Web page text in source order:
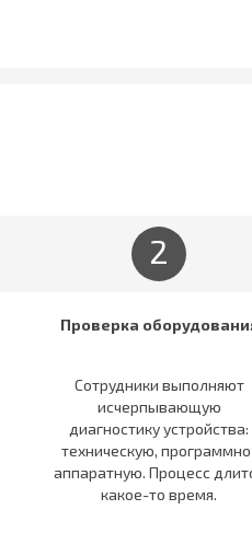
2
Проверка
Сотрудники выполняют
исчерпывающую
диагностику устройства:
техническую,
аппаратную. Процесс
какое-то время.